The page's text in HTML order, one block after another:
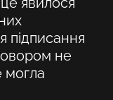
підписання
не
могла